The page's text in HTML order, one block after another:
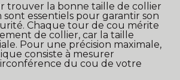
trouver la bonne taille de collier
essentiels pour garantir son
Chaque tour de cou mérite
de collier, car la taille
Pour une précision maximale,
consiste à mesurer
du cou de votre